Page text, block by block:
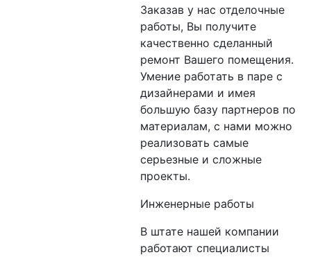
Заказав у нас отделочные
работы, Вы получите
качественно сделанный
ремонт Вашего помещения.
Умение работать в паре с
дизайнерами и имея
большую базу партнеров по
материалам, с нами можно
реализовать самые
серьезные и сложные
проекты.
Инженерные работы
В штате нашей компании
работают специалисты